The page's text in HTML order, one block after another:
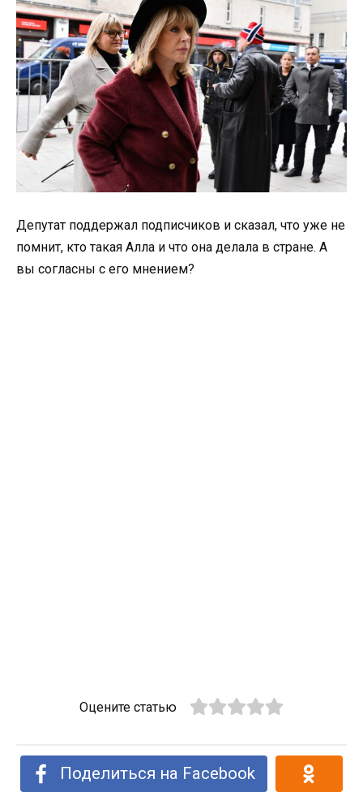
Депутат поддержал подписчиков и сказал, что уже не
помнит, кто такая Алла и что она делала в стране. А
вы согласны с его мнением?
Оцените статью
Поделиться на Facebook